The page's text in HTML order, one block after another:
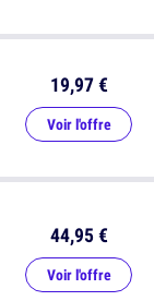
19,97 €
Voir l'offre
44,95 €
Voir l'offre